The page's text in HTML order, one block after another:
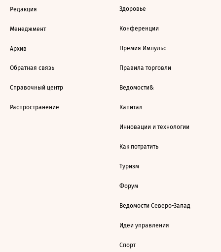
Редакция
Менеджмент
Архив
Обратная связь
Справочный центр
Распространение
Здоровье
Конференции
Премия Импульс
Правила торговли
Ведомости&
Капитал
Инновации и технологии
Как потратить
Туризм
Форум
Ведомости Северо-Запад
Идеи управления
Спорт